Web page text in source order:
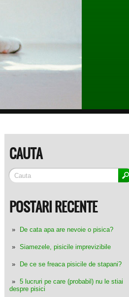
CAUTA
POSTARI RECENTE
De cata apa are nevoie o pisica?
Siamezele, pisicile imprevizibile
De ce se freaca pisicile de stapani?
5 lucruri pe care (probabil) nu le stiai
despre pisici